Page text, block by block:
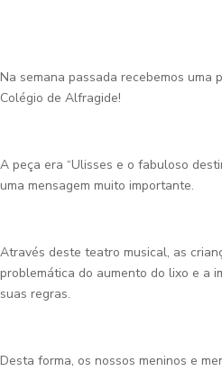
Na semana passada recebemos uma
Colégio de Alfragide!
A peça era “Ulisses e o fabuloso
uma mensagem muito importante.
Através deste teatro musical, as
problemática do aumento do lixo e a
suas regras.
Desta forma, os nossos meninos e